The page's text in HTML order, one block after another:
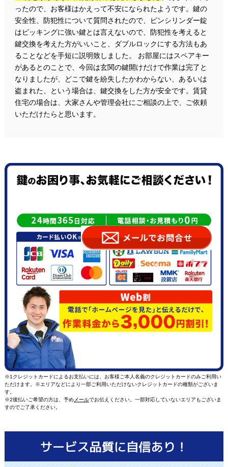
ったので、お客様はかえって不安になられたようです。鍵の
安全性、防犯性について質問されたので、ピンシリンダー錠
はピッキングに強い鍵とは言えないので、防犯性を考えると
鍵交換を考えた方がいいこと、ダブルロックにする方法もあ
ることなどを手短に説明致しました。 お部屋にはスペアキー
があるとのことで、今回は玄関の鍵開けだけで作業は完了と
なりましたが、どこで鍵を紛失したかわからない、あるいは
盗まれた、という場合は、鍵交換をした方が安全です。賃貸
住宅の場合は、大家さんや管理会社にご相談の上で、ご依頼
いただけたらと思います。
※1クレジットカードによるお支払いには、お客様ご本人名義のクレジットカードのみご利用い
ただけます。※エリアなどにより一部ご利用いただけないクレジットカードの種類がございま
す。
※2後払いご希望の方は、予めメールでお伝えください。一部対応していないエリアもございま
すのでご了承ください。